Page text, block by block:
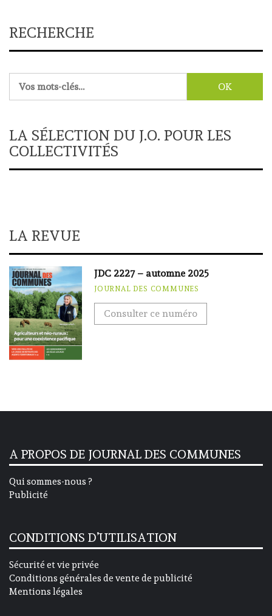
RECHERCHE
LA SÉLECTION DU J.O. POUR LES
COLLECTIVITÉS
LA REVUE
JDC 2227 – automne 2025
JOURNAL DES COMMUNES
Consulter ce numéro
A PROPOS DE JOURNAL DES COMMUNES
Qui sommes-nous ?
Publicité
CONDITIONS D’UTILISATION
Sécurité et vie privée
Conditions générales de vente de publicité
Mentions légales